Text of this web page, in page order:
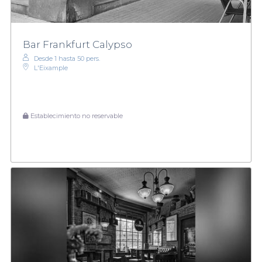
Bar Frankfurt Calypso
Desde 1 hasta 50 pers.
L'Eixample
Establecimiento no reservable